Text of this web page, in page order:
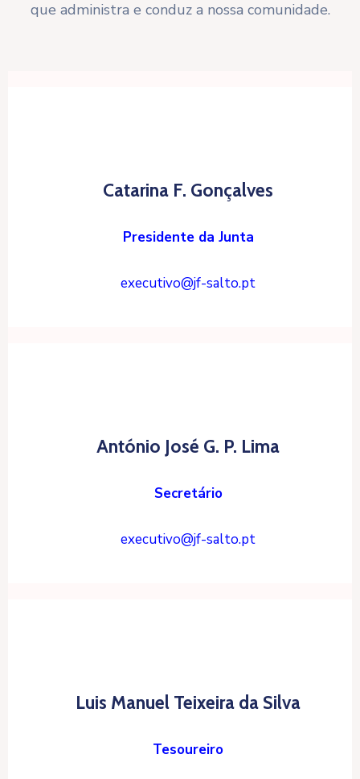
que administra e conduz a nossa comunidade.
Catarina F. Gonçalves
Presidente da Junta
executivo@jf-salto.pt
António José G. P. Lima
Secretário
executivo@jf-salto.pt
Luis Manuel Teixeira da Silva
Tesoureiro